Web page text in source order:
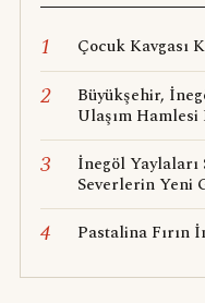
1 Çocuk Kavgası
2
Büyükşehir,
Ulaşım Hamlesi
3
İnegöl Yaylaları
Severlerin Yeni
4 Pastalina Fırın